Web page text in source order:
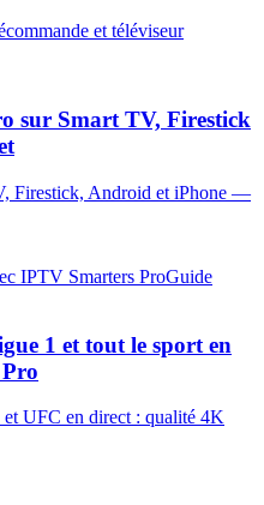
sur Smart TV, Firestick
Firestick, Android et iPhone —
Guide
1 et tout le sport en
UFC en direct : qualité 4K